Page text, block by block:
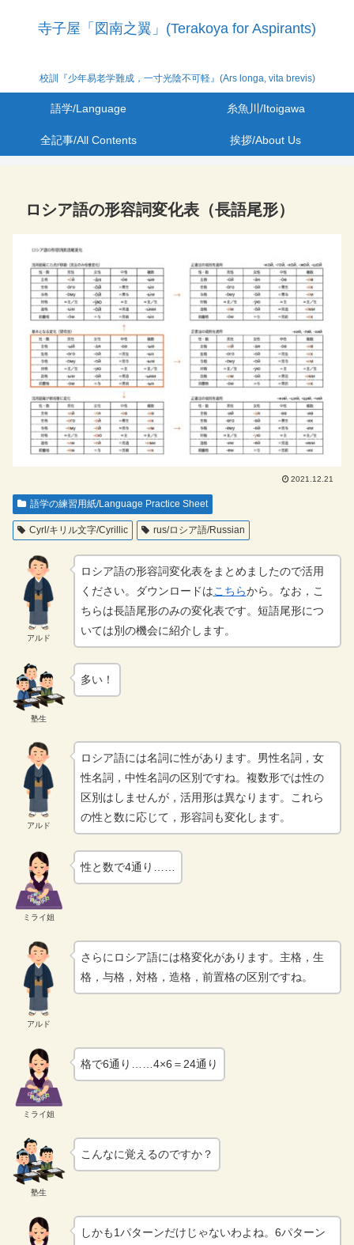
寺子屋「図南之翼」(Terakoya for Aspirants)
校訓『少年易老学難成，一寸光陰不可軽』(Ars longa, vita brevis)
語学/Language 糸魚川/Itoigawa
全記事/All Contents 挨拶/About Us
ロシア語の形容詞変化表（長語尾形）
2021.12.21
語学の練習用紙/Language Practice Sheet
Cyrl/キリル文字/Cyrillic rus/ロシア語/Russian
アルド
ロシア語の形容詞変化表をまとめましたので活用
ください。ダウンロードはこちらから。なお，こ
ちらは長語尾形のみの変化表です。短語尾形につ
いては別の機会に紹介します。
塾生
多い！
アルド
ロシア語には名詞に性があります。男性名詞，女
性名詞，中性名詞の区別ですね。複数形では性の
区別はしませんが，活用形は異なります。これら
の性と数に応じて，形容詞も変化します。
ミライ姐
性と数で4通り……
アルド
さらにロシア語には格変化があります。主格，生
格，与格，対格，造格，前置格の区別ですね。
ミライ姐
格で6通り……4×6＝24通り
塾生
こんなに覚えるのですか？
しかも1パターンだけじゃないわよね。6パターン